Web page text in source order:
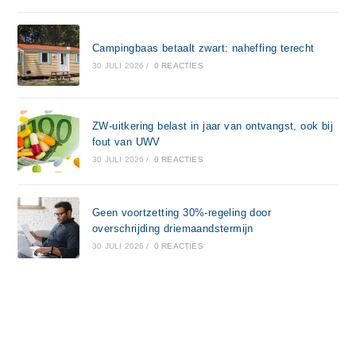
Campingbaas betaalt zwart: naheffing terecht
30 JULI 2026 / 0 REACTIES
ZW-uitkering belast in jaar van ontvangst, ook bij
fout van UWV
30 JULI 2026 / 0 REACTIES
Geen voortzetting 30%-regeling door
overschrijding driemaandstermijn
30 JULI 2026 / 0 REACTIES